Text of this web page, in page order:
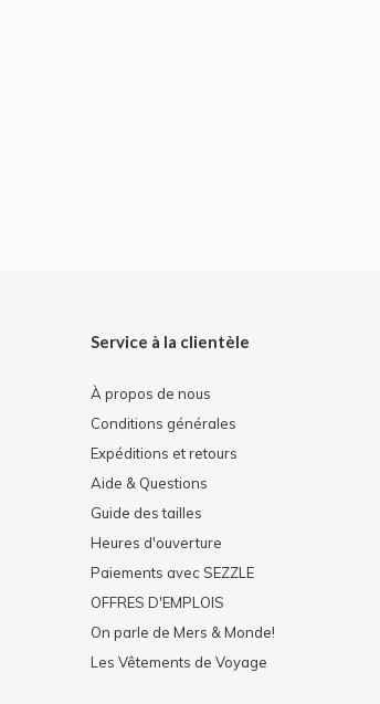
Service à la clientèle
À propos de nous
Conditions générales
Expéditions et retours
Aide & Questions
Guide des tailles
Heures d'ouverture
Paiements avec SEZZLE
OFFRES D'EMPLOIS
On parle de Mers & Monde!
Les Vêtements de Voyage